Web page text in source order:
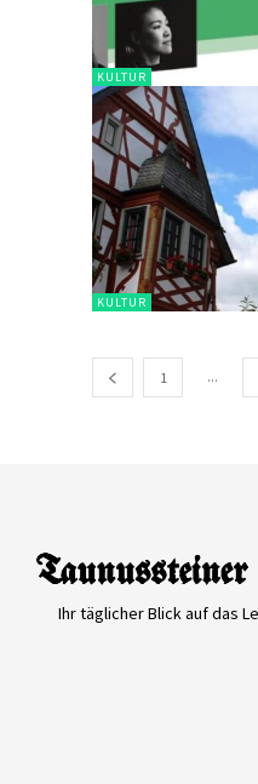
KULTUR
KULTUR
1 ...
Ihr täglicher Blick auf das